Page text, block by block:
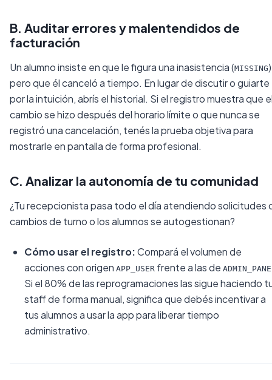
B. Auditar errores y malentendidos de
facturación
Un alumno insiste en que le figura una inasistencia (MISSING)
pero que él canceló a tiempo. En lugar de discutir o guiarte
por la intuición, abrís el historial. Si el registro muestra que
cambio se hizo después del horario límite o que nunca se
registró una cancelación, tenés la prueba objetiva para
mostrarle en pantalla de forma profesional.
C. Analizar la autonomía de tu comunidad
¿Tu recepcionista pasa todo el día atendiendo solicitudes
cambios de turno o los alumnos se autogestionan?
Cómo usar el registro:Compará el volumen de
acciones con origen APP_USER frente a las de
Si el 80% de las reprogramaciones las sigue haciendo
staff de forma manual, significa que debés incentivar a
tus alumnos a usar la app para liberar tiempo
administrativo.